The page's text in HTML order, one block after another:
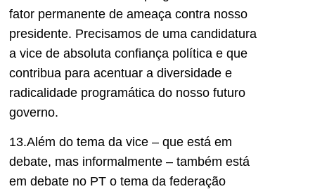
fator permanente de ameaça contra nosso
presidente. Precisamos de uma candidatura
a vice de absoluta confiança política e que
contribua para acentuar a diversidade e
radicalidade programática do nosso futuro
governo.
13.Além do tema da vice – que está em
debate, mas informalmente – também está
em debate no PT o tema da federação